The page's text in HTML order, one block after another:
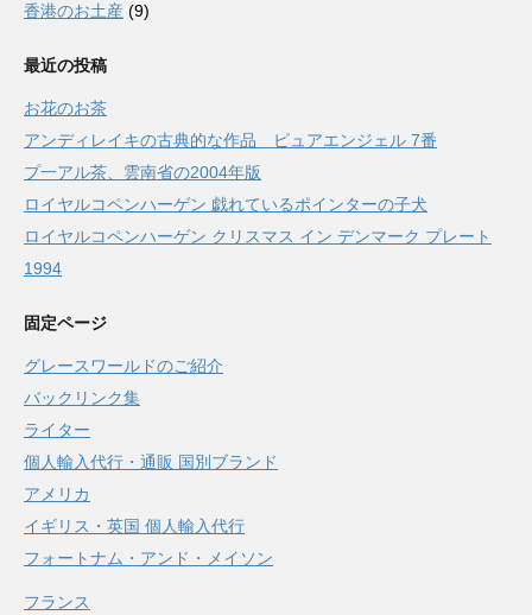
香港のお土産 (9)
最近の投稿
お花のお茶
アンディレイキの古典的な作品 ピュアエンジェル 7番
プ一アル茶、雲南省の2004年版
ロイヤルコペンハーゲン 戯れているポインターの子犬
ロイヤルコペンハーゲン クリスマス イン デンマーク プレート
1994
固定ページ
グレースワールドのご紹介
バックリンク集
ライター
個人輸入代行・通販 国別ブランド
アメリカ
イギリス・英国 個人輸入代行
フォートナム・アンド・メイソン
フランス